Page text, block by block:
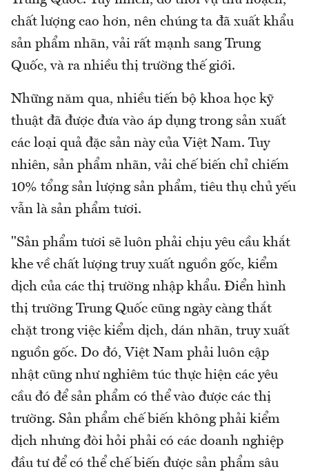
chất lượng cao hơn, nên chúng ta đã xuất khẩu
sản phẩm nhãn, vải rất mạnh sang Trung
Quốc, và ra nhiều thị trường thế giới.
Những năm qua, nhiều tiến bộ khoa học kỹ
thuật đã được đưa vào áp dụng trong sản xuất
các loại quả đặc sản này của Việt Nam. Tuy
nhiên, sản phẩm nhãn, vải chế biến chỉ chiếm
10% tổng sản lượng sản phẩm, tiêu thụ chủ yếu
vẫn là sản phẩm tươi.
"Sản phẩm tươi sẽ luôn phải chịu yêu cầu khắt
khe về chất lượng truy xuất nguồn gốc, kiểm
dịch của các thị trường nhập khẩu. Điển hình
thị trường Trung Quốc cũng ngày càng thắt
chặt trong việc kiểm dịch, dán nhãn, truy xuất
nguồn gốc. Do đó, Việt Nam phải luôn cập
nhật cũng như nghiêm túc thực hiện các yêu
cầu đó để sản phẩm có thể vào được các thị
trường. Sản phẩm chế biến không phải kiểm
dịch nhưng đòi hỏi phải có các doanh nghiệp
đầu tư để có thể chế biến được sản phẩm sâu